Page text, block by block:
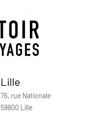
Lille
76, rue Nationale
59800 Lille